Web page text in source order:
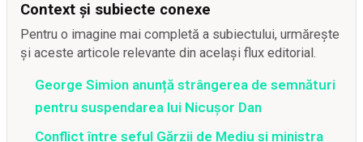
Context și subiecte conexe
Pentru o imagine mai completă a subiectului, urmărește
și aceste articole relevante din același flux editorial.
George Simion anunță strângerea de semnături
pentru suspendarea lui Nicușor Dan
Conflict între şeful Gărzii de Mediu şi ministra